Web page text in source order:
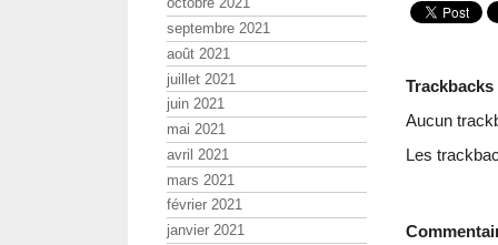
Trackbacks
Aucun
Les
septembre 2021
août 2021
juillet 2021
juin 2021
mai 2021
avril 2021
mars 2021
février 2021
janvier 2021